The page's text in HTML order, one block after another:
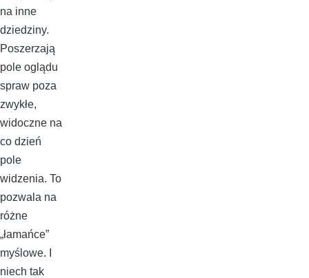
na inne
dziedziny.
Poszerzają
pole oglądu
spraw poza
zwykłe,
widoczne na
co dzień
pole
widzenia. To
pozwala na
różne
„łamańce”
myślowe. I
niech tak